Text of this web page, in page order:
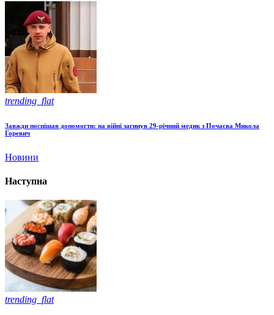
trending_flat
Завжди поспішав допомогти: на війні загинув 29-річний медик з Почаєва Микола
Горевич
Новини
Наступна
trending_flat